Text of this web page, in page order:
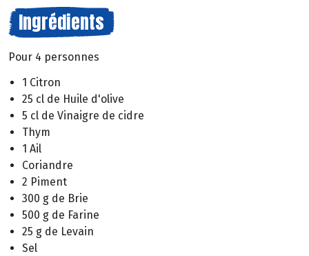
Ingrédients
Pour 4 personnes
1 Citron
25 cl de Huile d'olive
5 cl de Vinaigre de cidre
Thym
1 Ail
Coriandre
2 Piment
300 g de Brie
500 g de Farine
25 g de Levain
Sel